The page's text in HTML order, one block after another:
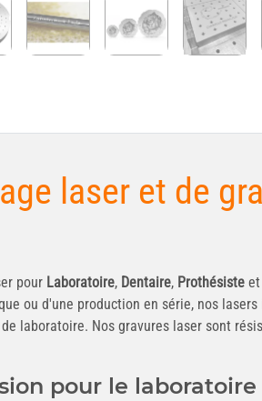
laser et de
pour Laboratoire, Dentaire, Prothésiste et
ou d'une production en série, nos
laboratoire. Nos gravures laser sont
pour le